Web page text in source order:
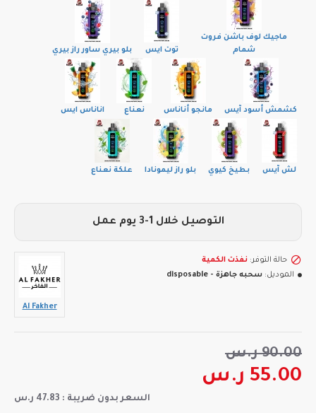
ماجيك لوف باشن فروت
شمام
توت ايس بلو بيري ساور راز بيري
كشمش أسود آيس مانجو أناناس نعناع اناناس ايس
لش آيس بطيخ كيوي بلو راز ليمونادا علكة نعناع
55.00 ر.س
90.00 ر.س
السعر بدون ضريبة : 47.83 ر.س
حالة التوفر: نفذت الكمية
الموديل: سحبه جاهزة - disposable
Al Fakher
التوصيل خلال 1-3 يوم عمل